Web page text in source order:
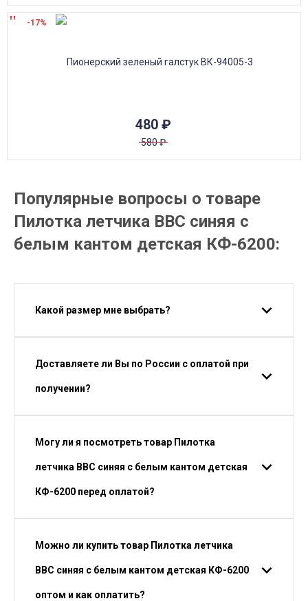
480 ₽
580₽
-17%
Популярные вопросы о товаре
Пилотка летчика ВВС синяя с
белым кантом детская КФ-6200:
Какой размер мне выбрать?
Доставляете ли Вы по России с оплатой при
получении?
Могу ли я посмотреть товар Пилотка
летчика ВВС синяя с белым кантом детская
КФ-6200 перед оплатой?
Можно ли купить товар Пилотка летчика
ВВС синяя с белым кантом детская КФ-6200
оптом и как оплатить?